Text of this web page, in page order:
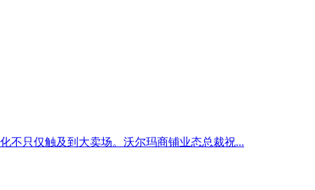
不只仅触及到大卖场。沃尔玛商铺业态总裁祝...